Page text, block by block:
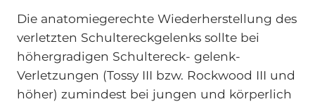
Die anatomiegerechte Wiederherstellung des
verletzten Schultereckgelenks sollte bei
höhergradigen Schultereck- gelenk-
Verletzungen (Tossy III bzw. Rockwood III und
höher) zumindest bei jungen und körperlich